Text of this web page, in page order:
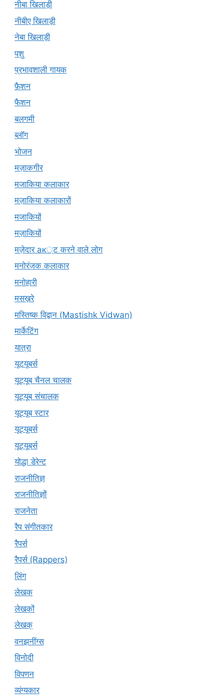
नीबा खिलाड़ी
नीबीए खिलाड़ी
नेबा खिलाड़ी
पशु
प्रभावशाली गायक
फ़ैशन
फैशन
बलगमी
ब्लॉग
भोजन
मज़ाकगीर
मजाकिया कलाकार
मज़ाकिया कलाकारों
मजाकियों
मज़ाकियों
मज़ेदार ак्ट करने वाले लोग
मनोरंजक कलाकार
मनोहारी
मसख़रे
मस्तिष्क विद्वान (Mastishk Vidwan)
मार्केटिंग
यात्रा
यूटयूबर्स
यूट्यूब चैनल चालक
यूट्यूब संचालक
यूट्यूब स्टार
यूट्‍यूबर्स
यूट्यूबर्स
योद्धा डेरेन्ट
राजनीतिज्ञ
राजनीतिज्ञों
राजनेता
रैप संगीतकार
रैपर्स
रैपर्स (Rappers)
लिंग
लेखक
लेखकों
लेखक्
वनझनींग्स
विनोदी
विपणन
व्यंग्यकार